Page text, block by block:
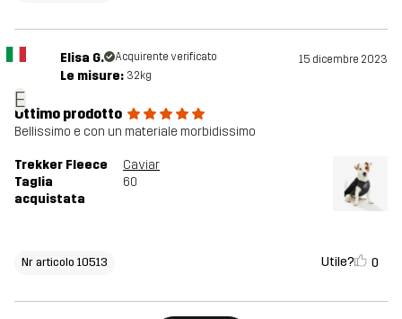
E
Elisa G. Acquirente verificato 15 dicembre 2023
Le misure: 32kg
Ottimo prodotto
Bellissimo e con un materiale morbidissimo
Trekker Fleece
Caviar
Taglia
acquistata
60
Nr articolo 10513 Utile? 0